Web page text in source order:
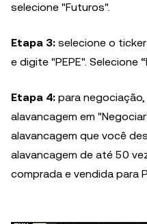
selecione "Futuros".
Etapa 3: selecione o
e digite "PEPE". Selecione
Etapa 4: para
alavancagem em
alavancagem que você
alavancagem de até 50
comprada e vendida para